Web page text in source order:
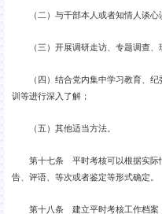
（二）与干部本人或者知情人谈心
（三）开展调研走访、专题调查、
（四）结合党内集中学习教育、纪
训等进行深入了解；
（五）其他适当方法。
第十七条 平时考核可以根据实际
告、评语、等次或者鉴定等形式确定。
第十八条 建立平时考核工作档案